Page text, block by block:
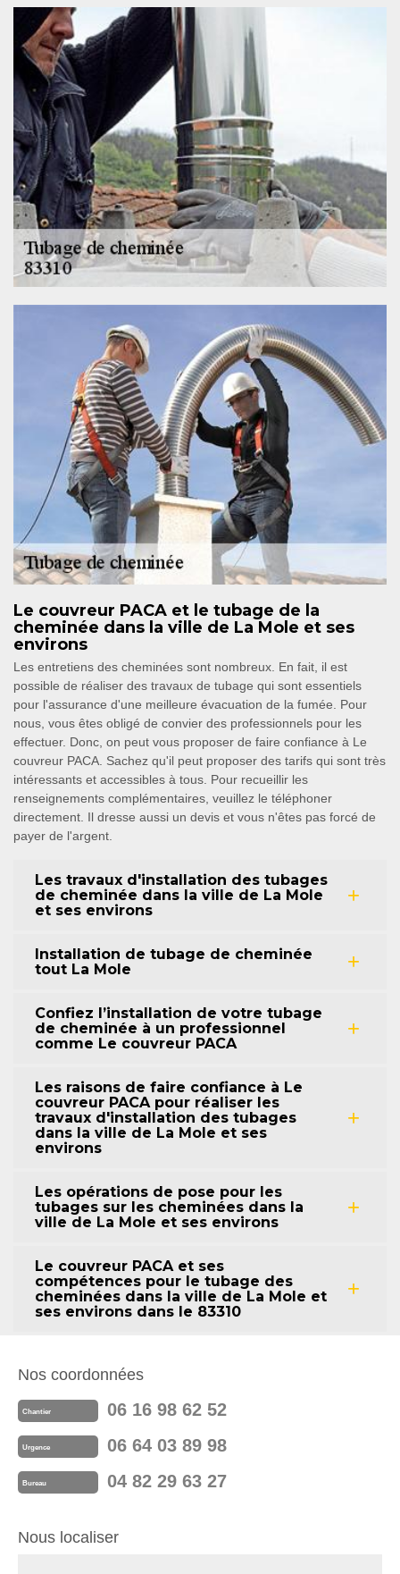
Le couvreur PACA et le tubage de la
cheminée dans la ville de La Mole et ses
environs
Les entretiens des cheminées sont nombreux. En fait, il est
possible de réaliser des travaux de tubage qui sont essentiels
pour l'assurance d'une meilleure évacuation de la fumée. Pour
nous, vous êtes obligé de convier des professionnels pour les
effectuer. Donc, on peut vous proposer de faire confiance à Le
couvreur PACA. Sachez qu'il peut proposer des tarifs qui sont très
intéressants et accessibles à tous. Pour recueillir les
renseignements complémentaires, veuillez le téléphoner
directement. Il dresse aussi un devis et vous n'êtes pas forcé de
payer de l'argent.
Les travaux d'installation des tubages
de cheminée dans la ville de La Mole
et ses environs
Installation de tubage de cheminée
tout La Mole
Confiez l’installation de votre tubage
de cheminée à un professionnel
comme Le couvreur PACA
Les raisons de faire confiance à Le
couvreur PACA pour réaliser les
travaux d'installation des tubages
dans la ville de La Mole et ses
environs
Les opérations de pose pour les
tubages sur les cheminées dans la
ville de La Mole et ses environs
Le couvreur PACA et ses
compétences pour le tubage des
cheminées dans la ville de La Mole et
ses environs dans le 83310
Nos coordonnées
Chantier 06 16 98 62 52
Urgence 06 64 03 89 98
Bureau 04 82 29 63 27
Nous localiser